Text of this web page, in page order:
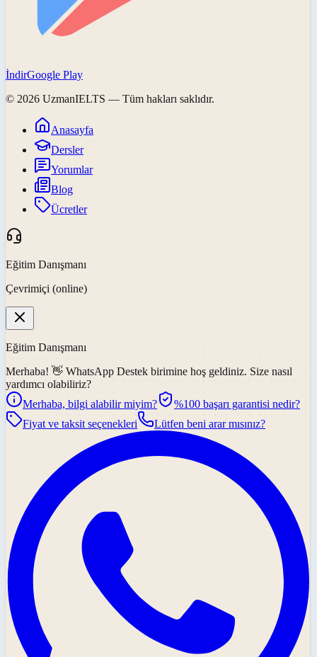
İndirGoogle Play
© 2026 UzmanIELTS — Tüm hakları saklıdır.
Anasayfa
Dersler
Yorumlar
Blog
Ücretler
Eğitim Danışmanı
Çevrimiçi (online)
Eğitim Danışmanı
Merhaba! 👋 WhatsApp Destek birimine hoş geldiniz. Size nasıl
yardımcı olabiliriz?
Merhaba, bilgi alabilir miyim?
%100 başarı garantisi nedir?
Fiyat ve taksit seçenekleri
Lütfen beni arar mısınız?